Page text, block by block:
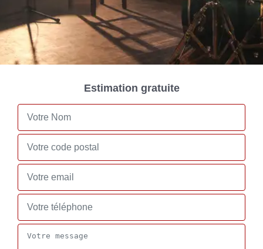
Estimation gratuite